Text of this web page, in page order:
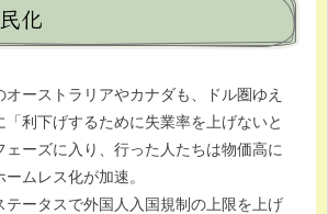
化
ーストラリアやカナダも、ドル圏ゆえ
「利下げするために失業率を上げないと
ェーズに入り、行った人たちは物価高に
ムレス化が加速。
テータスで外国人入国規制の上限を上げ